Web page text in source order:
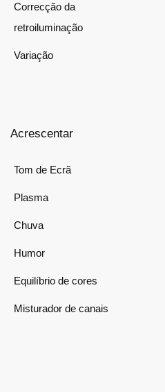
Correcção da
retroiluminação
Variação
Acrescentar
Tom de Ecrã
Plasma
Chuva
Humor
Equilíbrio de cores
Misturador de canais